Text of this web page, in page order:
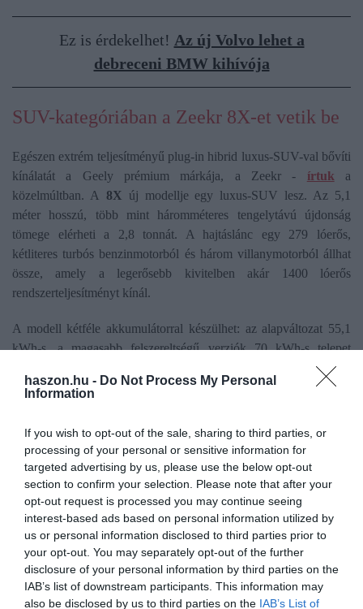
haszon.hu - Do Not Process My Personal
Information
If you wish to opt-out of the sale, sharing to third parties, or
processing of your personal or sensitive information for
targeted advertising by us, please use the below opt-out
section to confirm your selection. Please note that after your
opt-out request is processed you may continue seeing
interest-based ads based on personal information utilized by
us or personal information disclosed to third parties prior to
your opt-out. You may separately opt-out of the further
disclosure of your personal information by third parties on the
IAB’s list of downstream participants. This information may
also be disclosed by us to third parties on the IAB’s List of
Ez is érdekelhet! Az új Volvo lehet a
debreceni BMW kihívója
SUV-kategóriában a Zeekr 8X-et vetik be
Egészen extrém teljesítményű plug-in hibrid luxus-SUV-val bővíti
kínálatát a Geely prémium márkája, a Zeekr - írtuk a
közelmúltban. A
8X új modellje egy luxus-SUV lesz. Az 5,1
méter hosszú, több mint háromméteres tengelytávú újdonság
tömege elérheti a 2,8 tonnát. A hajtáslánc egy 279 lóerős,
kétliteres turbós benzinmotorból és három villanymotorból állhat
össze, amely a legerősebb kivitelben akár 1400 lóerős
rendszerteljesítményt kínál.
A modell kétféle akkumulátorral készülhet: az alapváltozat 55,1
kWh-s, a magasabb felszereltségű verziók 70 kWh-s telepet
kaphatnak. Az előzetes adatok szerint az elektromos hatótáv
megközelítheti a 300 kilométert, míg a teljes hatótáv pedig akár az
A részletes műszaki adatok és az árak egyelőre nem ismertek, de a
Zeekr érkezése újabb erős szereplőt hozhat a prémium SUV-
piacra – Magyarországon is.
Olvasd el ezt is!